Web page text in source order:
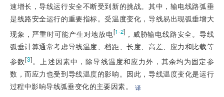
速增长，导线运行安全不断受到新的挑战。其中，输电线路弧垂
是线路安全运行的重要指标。受温度变化，导线易出现弧垂增大
现象，严重时可能产生对地放电[1-2] ，威胁输电线路安全。导线
弧垂计算通常考虑导线温度、档距、长度、高差、应力和比载等
参数[3]。上述因素中，除导线温度和应力外，其余均为固定参
数，而应力也受到导线温度的影响。因此，导线温度变化是运行
过程中影响导线弧垂变化的主要因素。
译